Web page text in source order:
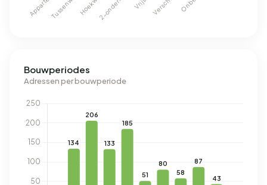
Bouwperiodes
Adressen per bouwperiode